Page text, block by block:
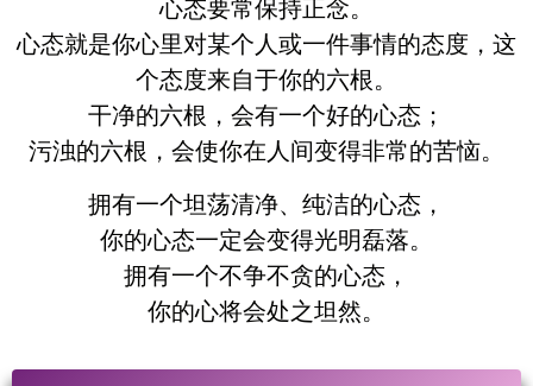
心态要常保持正念。
心态就是你心里对某个人或一件事情的态度，这
个态度来自于你的六根。
干净的六根，会有一个好的心态；
污浊的六根，会使你在人间变得非常的苦恼。
拥有一个坦荡清净、纯洁的心态，
你的心态一定会变得光明磊落。
拥有一个不争不贪的心态，
你的心将会处之坦然。